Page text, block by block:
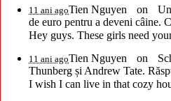
11 ani agoTien Nguyen on
de euro pentru a deveni câine.
Hey guys. These girls need
11 ani agoTien Nguyen on
Thunberg și Andrew Tate.
I wish I can live in that cozy